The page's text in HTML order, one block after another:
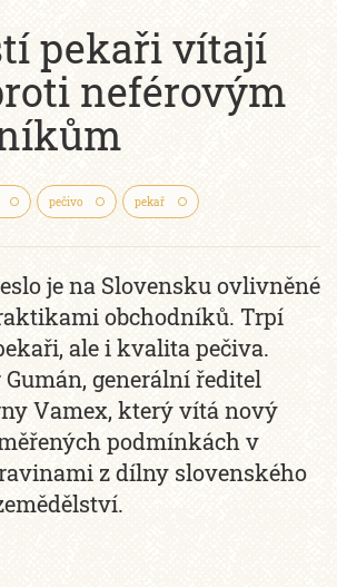
pekaři vítají
neférovým
pečivo pekař
je na Slovensku ovlivněné
obchodníků. Trpí
ale i kvalita pečiva.
generální ředitel
Vamex, který vítá nový
podmínkách v
z dílny slovenského